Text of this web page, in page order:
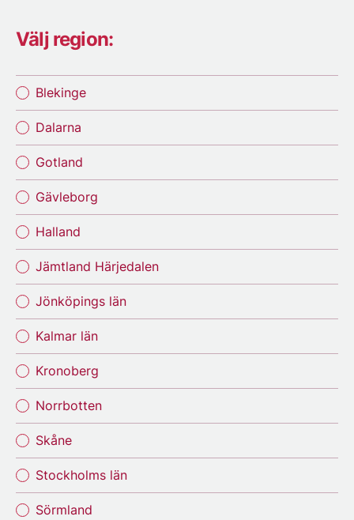
Välj region:
Blekinge
Dalarna
Gotland
Gävleborg
Halland
Jämtland Härjedalen
Jönköpings län
Kalmar län
Kronoberg
Norrbotten
Skåne
Stockholms län
Sörmland